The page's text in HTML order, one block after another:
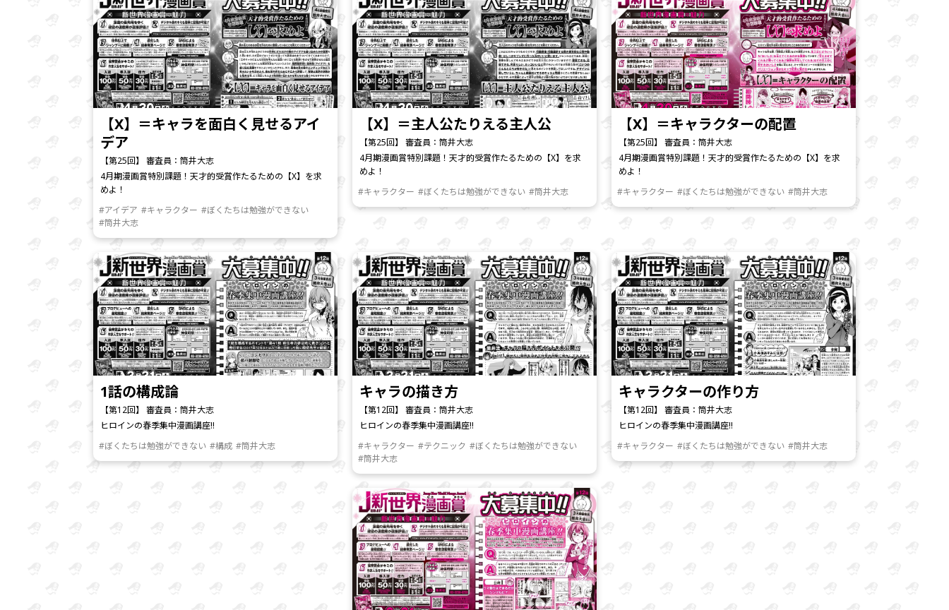
【X】＝キャラを面白く見せるアイ
デア
【第25回】 審査員：筒井大志
4月期漫画賞特別課題！天才的受賞作たるための【X】を求
めよ！
#アイデア #キャラクター #ぼくたちは勉強ができない
#筒井大志
【X】＝主人公たりえる主人公
【第25回】 審査員：筒井大志
4月期漫画賞特別課題！天才的受賞作たるための【X】を求
めよ！
#キャラクター #ぼくたちは勉強ができない #筒井大志
【X】＝キャラクターの配置
【第25回】 審査員：筒井大志
4月期漫画賞特別課題！天才的受賞作たるための【X】を求
めよ！
#キャラクター #ぼくたちは勉強ができない #筒井大志
1話の構成論
【第12回】 審査員：筒井大志
ヒロインの春季集中漫画講座!!
#ぼくたちは勉強ができない #構成 #筒井大志
キャラの描き方
【第12回】 審査員：筒井大志
ヒロインの春季集中漫画講座!!
#キャラクター #テクニック #ぼくたちは勉強ができない
#筒井大志
キャラクターの作り方
【第12回】 審査員：筒井大志
ヒロインの春季集中漫画講座!!
#キャラクター #ぼくたちは勉強ができない #筒井大志